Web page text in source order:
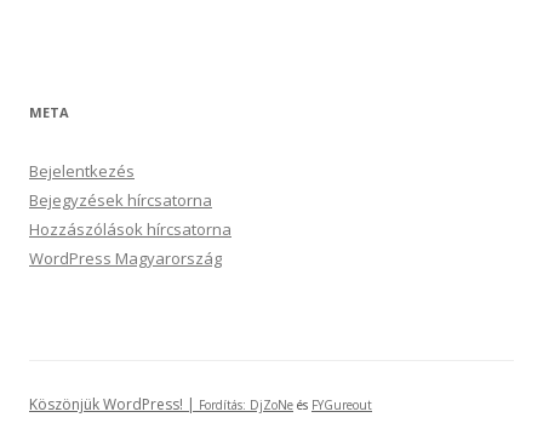
META
Bejelentkezés
Bejegyzések hírcsatorna
Hozzászólások hírcsatorna
WordPress Magyarország
Köszönjük WordPress! | Fordítás: DjZoNe és FYGureout